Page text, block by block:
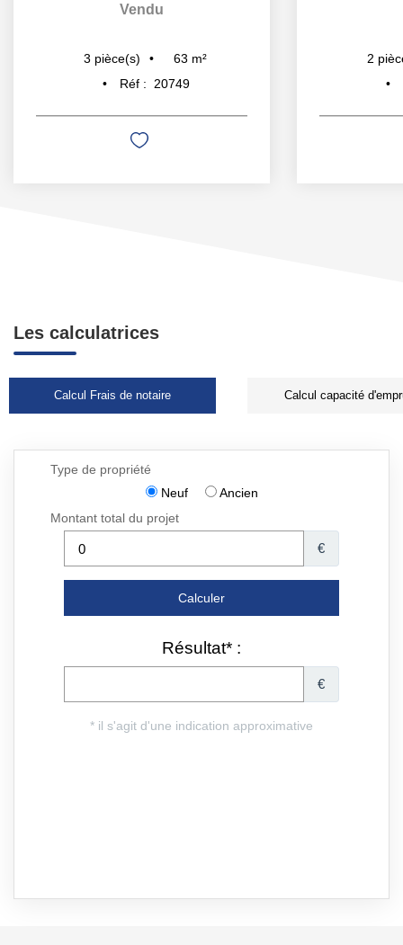
Vendu
3 pièce(s) 63 m²
Réf :
20749
2
Les calculatrices
Calcul Frais de notaire Calcul capacité